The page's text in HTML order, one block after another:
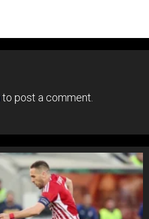
to post a comment.